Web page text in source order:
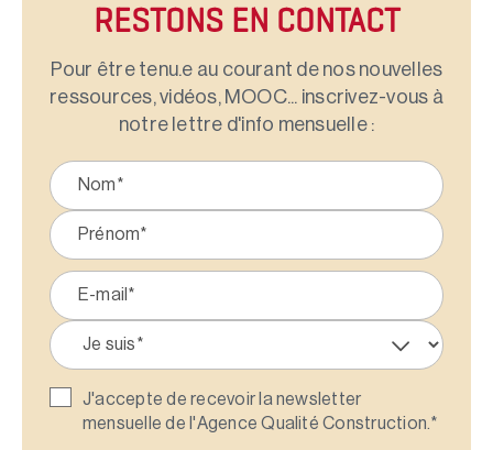
RESTONS EN CONTACT
Pour être tenu.e au courant de nos nouvelles
ressources, vidéos, MOOC... inscrivez-vous à
notre lettre d'info mensuelle :
J'accepte de recevoir la newsletter
mensuelle de l'Agence Qualité Construction.*